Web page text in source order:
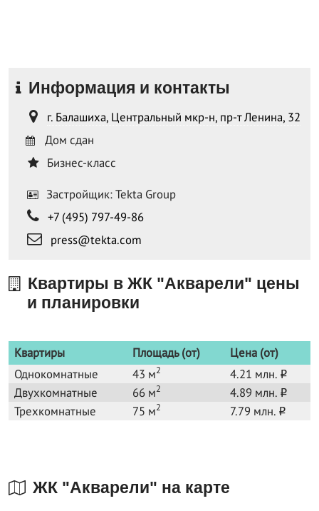
Информация и контакты
г. Балашиха, Центральный мкр-н, пр-т Ленина, 32
Дом сдан
Бизнес-класс
Застройщик: Tekta Group
+7 (495) 797-49-86
press@tekta.com
Квартиры в ЖК "Акварели" цены
и планировки
Квартиры Площадь (от)
Цена (от)
Однокомнатные
43 м2 4.21 млн. o
Двухкомнатные 66 м2 4.89 млн. o
Трехкомнатные 75 м2 7.79 млн. o
ЖК "Акварели" на карте